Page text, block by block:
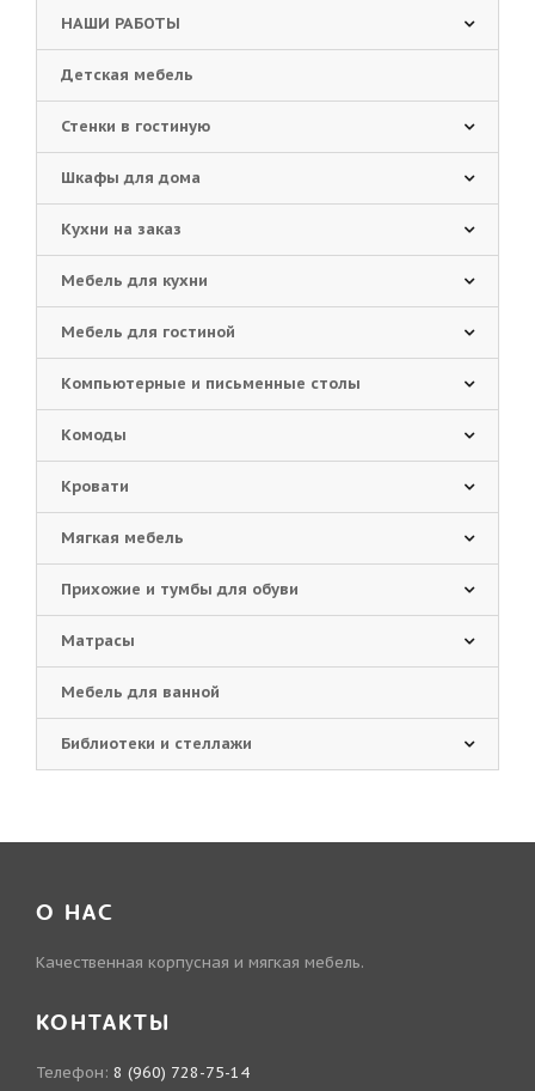
НАШИ РАБОТЫ
Детская мебель
Стенки в гостиную
Шкафы для дома
Кухни на заказ
Мебель для кухни
Мебель для гостиной
Компьютерные и письменные столы
Комоды
Кровати
Мягкая мебель
Прихожие и тумбы для обуви
Матрасы
Мебель для ванной
Библиотеки и стеллажи
О НАС
Качественная корпусная и мягкая мебель.
КОНТАКТЫ
Телефон: 8 (960) 728-75-14